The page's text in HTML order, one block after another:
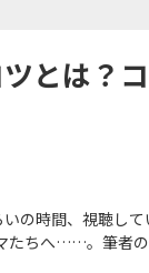
とは？
の時間、視聴し
たちへ……。筆者